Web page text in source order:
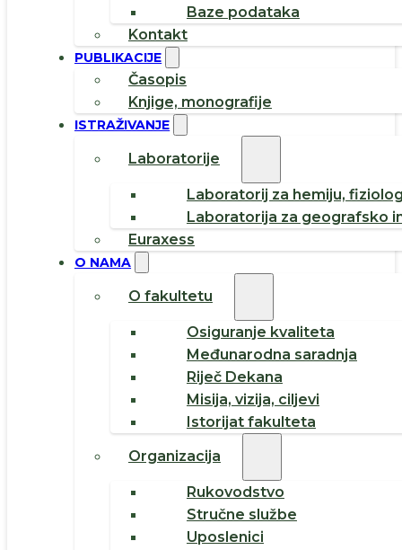
Baze podataka
Kontakt
PUBLIKACIJE
Časopis
Knjige, monografije
ISTRAŽIVANJE
Laboratorije
Laboratorij za hemiju,
Laboratorija za geografsko
Euraxess
O NAMA
O fakultetu
Osiguranje kvaliteta
Međunarodna saradnja
Riječ Dekana
Misija, vizija, ciljevi
Istorijat fakulteta
Organizacija
Rukovodstvo
Stručne službe
Uposlenici